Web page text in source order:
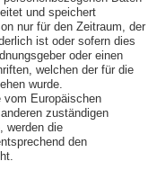
und speichert
nur für den Zeitraum, der
ist oder sofern dies
oder einen
welchen der für die
wurde.
vom Europäischen
zuständigen
werden die
den